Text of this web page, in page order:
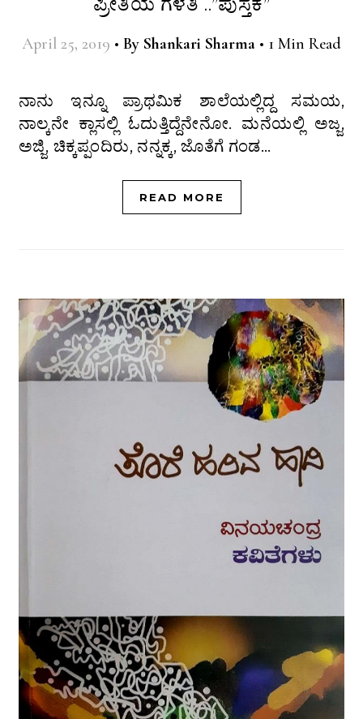
April 25, 2019 • By Shankari Sharma • 1 Min Read
ನಾನು ಇನ್ನೂ ಪ್ರಾಥಮಿಕ ಶಾಲೆಯಲ್ಲಿದ್ದ ಸಮಯ,
ನಾಲ್ಕನೇ ಕ್ಲಾಸಲ್ಲಿ ಓದುತ್ತಿದ್ದೆನೇನೋ. ಮನೆಯಲ್ಲಿ ಅಜ್ಜ,
ಅಜ್ಜಿ, ಚಿಕ್ಕಪ್ಪಂದಿರು, ನನ್ನಕ್ಕ, ಜೊತೆಗೆ ಗಂಡ…
READ MORE